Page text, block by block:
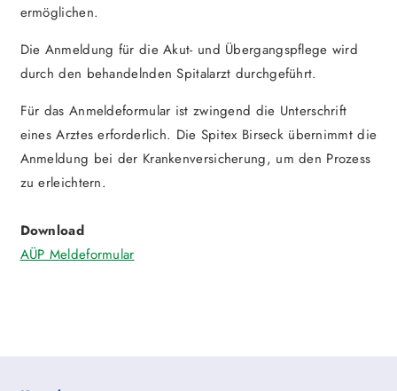
ermöglichen.
Die Anmeldung für die Akut- und Übergangspflege wird
durch den behandelnden Spitalarzt durchgeführt.
Für das Anmeldeformular ist zwingend die Unterschrift
eines Arztes erforderlich. Die Spitex Birseck übernimmt die
Anmeldung bei der Krankenversicherung, um den Prozess
zu erleichtern.
Download
AÜP Meldeformular